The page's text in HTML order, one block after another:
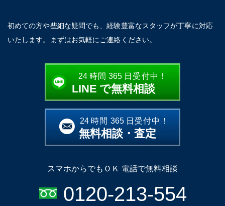
初めての方や些細な疑問でも、経験豊富なスタッフが丁寧に対応
いたします。まずはお気軽にご連絡ください。
24 時間 365 日受付中！
LINE で無料相談
24 時間 365 日受付中！
無料相談・査定
スマホからでもＯＫ 電話で無料相談
0120-213-554